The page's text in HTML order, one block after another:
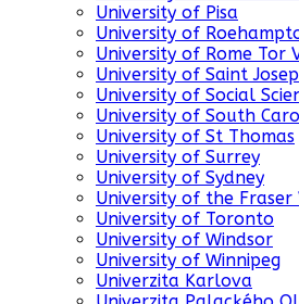
University of Pisa
University of
University of Rome Tor
University of Saint
University of Social
University of South
University of St Thomas
University of Surrey
University of Sydney
University of the Fraser
University of Toronto
University of Windsor
University of Winnipeg
Univerzita Karlova